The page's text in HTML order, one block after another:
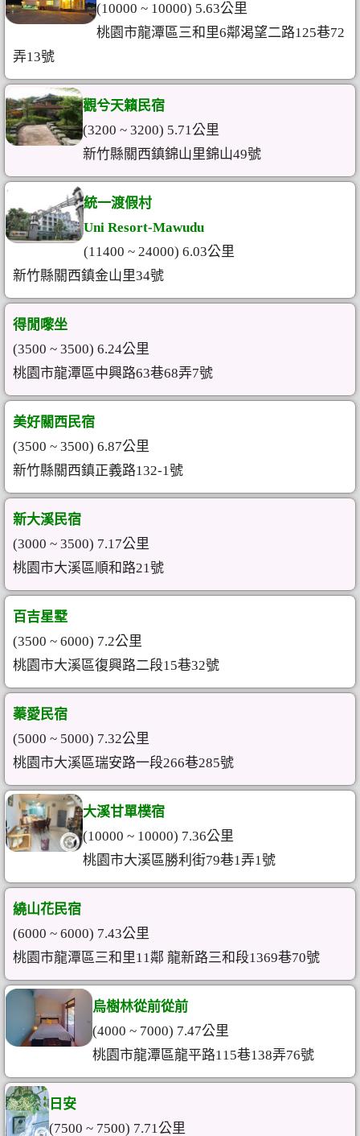
(10000 ~ 10000) 5.63公里
桃園市龍潭區三和里6鄰渴望二路125巷72
弄13號
觀兮天籟民宿
(3200 ~ 3200) 5.71公里
新竹縣關西鎮錦山里錦山49號
統一渡假村
Uni Resort-Mawudu
(11400 ~ 24000) 6.03公里
新竹縣關西鎮金山里34號
得閒嚟坐
(3500 ~ 3500) 6.24公里
桃園市龍潭區中興路63巷68弄7號
美好關西民宿
(3500 ~ 3500) 6.87公里
新竹縣關西鎮正義路132-1號
新大溪民宿
(3000 ~ 3500) 7.17公里
桃園市大溪區順和路21號
百吉星墅
(3500 ~ 6000) 7.2公里
桃園市大溪區復興路二段15巷32號
蓁愛民宿
(5000 ~ 5000) 7.32公里
桃園市大溪區瑞安路一段266巷285號
大溪甘單樸宿
(10000 ~ 10000) 7.36公里
桃園市大溪區勝利街79巷1弄1號
繞山花民宿
(6000 ~ 6000) 7.43公里
桃園市龍潭區三和里11鄰 龍新路三和段1369巷70號
烏樹林從前從前
(4000 ~ 7000) 7.47公里
桃園市龍潭區龍平路115巷138弄76號
日安
(7500 ~ 7500) 7.71公里